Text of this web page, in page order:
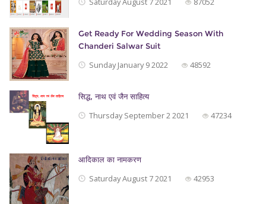
Get Ready For Wedding Season With
Chanderi Salwar Suit
Sunday January 9 2022 48592
सिद्ध, नाथ एवं जैन साहित्‍य
Thursday September 2 2021 47234
आदिकाल का नामकरण
Saturday August 7 2021 42953